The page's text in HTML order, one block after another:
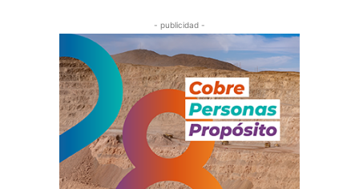
- publicidad -